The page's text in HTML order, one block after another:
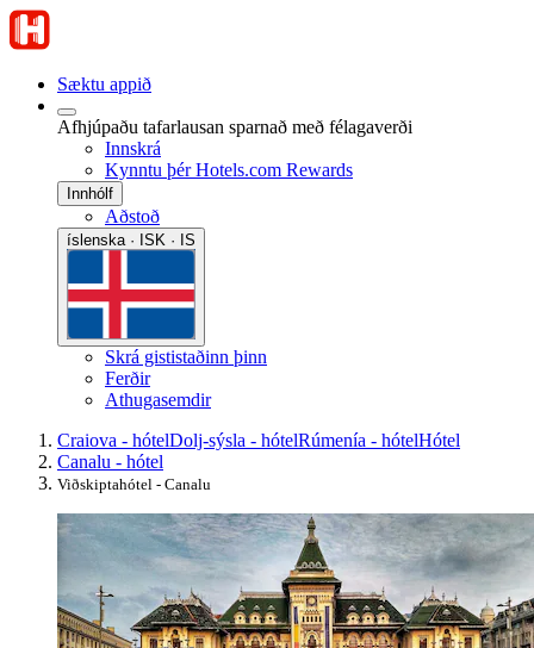
Sæktu appið
Afhjúpaðu tafarlausan sparnað með félagaverði
Innskrá
Kynntu þér Hotels.com Rewards
Innhólf
Aðstoð
íslenska · ISK · IS
Skrá gististaðinn þinn
Ferðir
Athugasemdir
Craiova - hótelDolj-sýsla - hótelRúmenía - hótelHótel
Canalu - hótel
Viðskiptahótel - Canalu